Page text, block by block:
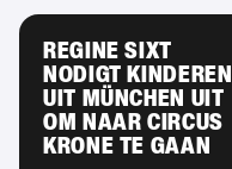
REGINE SIXT
NODIGT KINDEREN
UIT MÜNCHEN UIT
OM NAAR CIRCUS
KRONE TE GAAN